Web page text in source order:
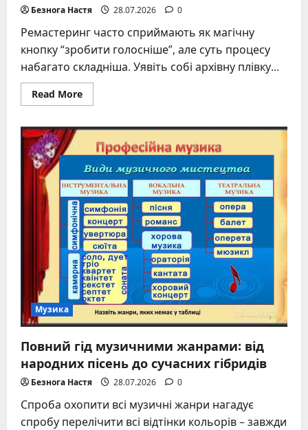
Безнога Настя 28.07.2026 0
Ремастеринг часто сприймають як магічну
кнопку “зробити голосніше”, але суть процесу
набагато складніша. Уявіть собі архівну плівку...
Read MoreRead
more
музики
що
це
та
як
він
змінює
улюблені
треки
Музика
Повний гід музичними жанрами: від
народних пісень до сучасних гібридів
Безнога Настя 28.07.2026 0
Спроба охопити всі музичні жанри нагадує
спробу перелічити всі відтінки кольорів – завжди